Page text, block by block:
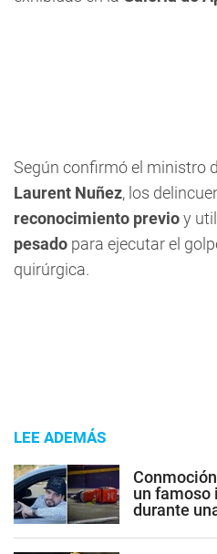
Según confirmó el ministro
Laurent Nuñez, los
reconocimiento previoy
pesado para ejecutar el
quirúrgica.
LEE ADEMÁS
un famoso
durante